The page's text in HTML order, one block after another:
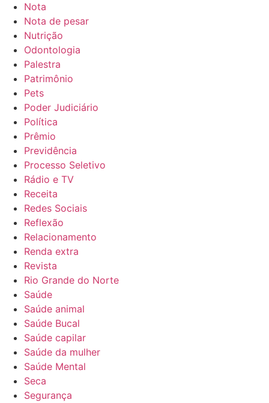
Nota
Nota de pesar
Nutrição
Odontologia
Palestra
Patrimônio
Pets
Poder Judiciário
Política
Prêmio
Previdência
Processo Seletivo
Rádio e TV
Receita
Redes Sociais
Reflexão
Relacionamento
Renda extra
Revista
Rio Grande do Norte
Saúde
Saúde animal
Saúde Bucal
Saúde capilar
Saúde da mulher
Saúde Mental
Seca
Segurança